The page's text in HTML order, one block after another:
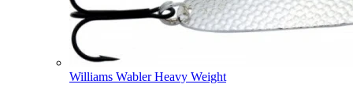
Williams Wabler Heavy Weight